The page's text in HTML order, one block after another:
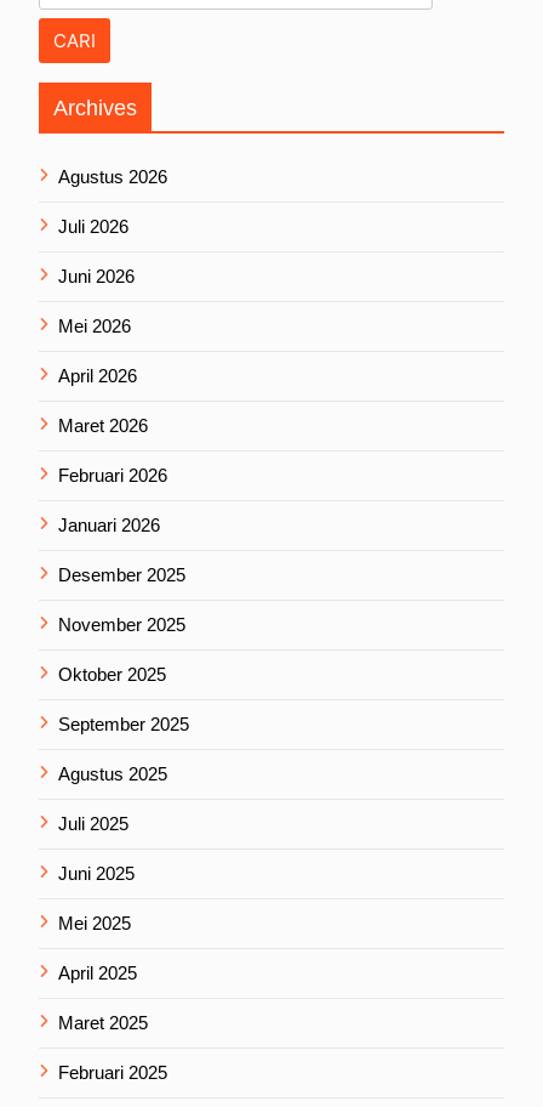
Archives
Agustus 2026
Juli 2026
Juni 2026
Mei 2026
April 2026
Maret 2026
Februari 2026
Januari 2026
Desember 2025
November 2025
Oktober 2025
September 2025
Agustus 2025
Juli 2025
Juni 2025
Mei 2025
April 2025
Maret 2025
Februari 2025